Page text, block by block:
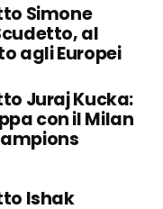
Simone
al
agli Europei
Juraj Kucka:
con il Milan
Ishak